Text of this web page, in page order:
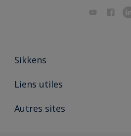
Sikkens
A propos de Sikkens
Liens utiles
Ouvrir un magasin PASS
Autres sites